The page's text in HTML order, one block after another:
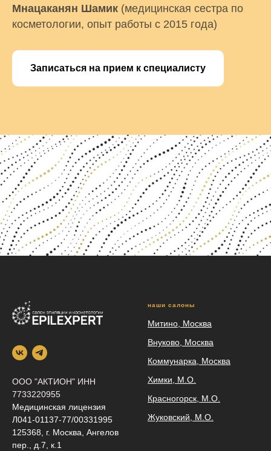
Мнацаканян Шамик (медицинская сестра по
косметологии, опыт работы с 2015 года)
Записаться на прием к специалисту
ООО "АКТИОН" ИНН
7733220955
Медицинская лицензия
Л041-01137-77/00331995
125368, г. Москва, Ангелов
пер., д.7, к.1
наши салоны
Митино, Москва
Внуково, Москва
Коммунарка, Москва
Химки, М.О.
Красногорск, М.О.
Жуковский, М.О.